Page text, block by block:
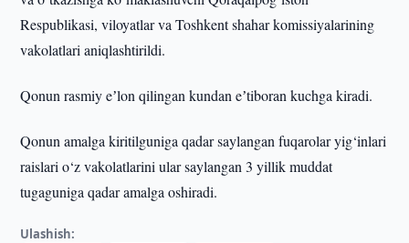
Respublikasi, viloyatlar va Toshkent shahar komissiyalarining
vakolatlari aniqlashtirildi.
Qonun rasmiy eʼlon qilingan kundan eʼtiboran kuchga kiradi.
Qonun amalga kiritilguniga qadar saylangan fuqarolar yig‘inlari
raislari o‘z vakolatlarini ular saylangan 3 yillik muddat
tugaguniga qadar amalga oshiradi.
Ulashish: